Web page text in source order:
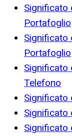
Significato
Portafoglio
Significato
Portafoglio
Significato
Telefono
Significato
Significato
Significato